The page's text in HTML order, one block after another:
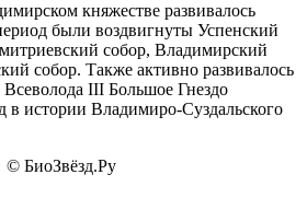
княжестве развивалось
были воздвигнуты Успенский
собор, Владимирский
собор. Также активно развивалось
III Большое Гнездо
в истории Владимиро-Суздальского
© БиоЗвёзд.Ру